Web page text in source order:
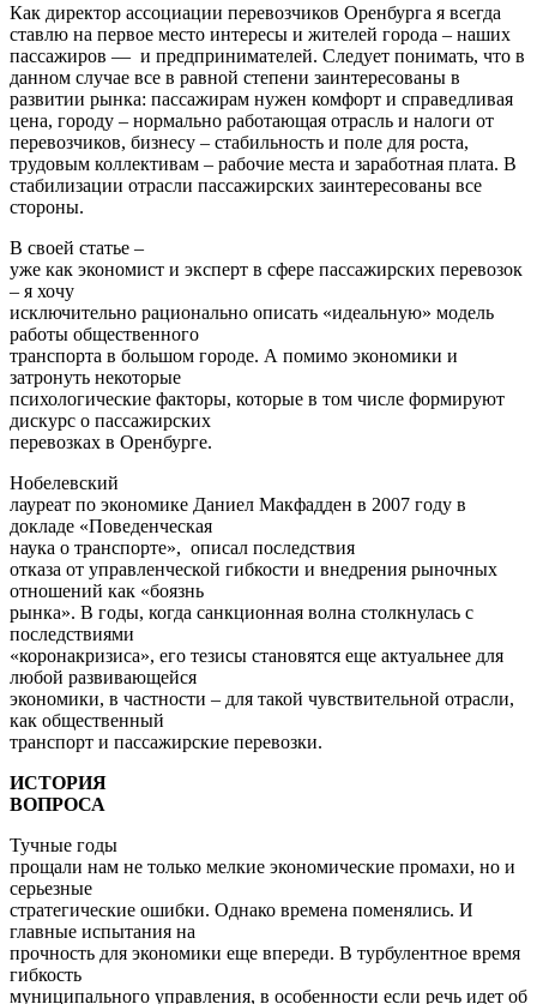
Как директор ассоциации перевозчиков Оренбурга я всегда
ставлю на первое место интересы и жителей города – наших
пассажиров — и предпринимателей. Следует понимать, что в
данном случае все в равной степени заинтересованы в
развитии рынка: пассажирам нужен комфорт и справедливая
цена, городу – нормально работающая отрасль и налоги от
перевозчиков, бизнесу – стабильность и поле для роста,
трудовым коллективам – рабочие места и заработная плата. В
стабилизации отрасли пассажирских заинтересованы все
стороны.
В своей статье –
уже как экономист и эксперт в сфере пассажирских перевозок
– я хочу
исключительно рационально описать «идеальную» модель
работы общественного
транспорта в большом городе. А помимо экономики и
затронуть некоторые
психологические факторы, которые в том числе формируют
дискурс о пассажирских
перевозках в Оренбурге.
Нобелевский
лауреат по экономике Даниел Макфадден в 2007 году в
докладе «Поведенческая
наука о транспорте», описал последствия
отказа от управленческой гибкости и внедрения рыночных
отношений как «боязнь
рынка». В годы, когда санкционная волна столкнулась с
последствиями
«коронакризиса», его тезисы становятся еще актуальнее для
любой развивающейся
экономики, в частности – для такой чувствительной отрасли,
как общественный
транспорт и пассажирские перевозки.
ИСТОРИЯ
ВОПРОСА
Тучные годы
прощали нам не только мелкие экономические промахи, но и
серьезные
стратегические ошибки. Однако времена поменялись. И
главные испытания на
прочность для экономики еще впереди. В турбулентное время
гибкость
муниципального управления, в особенности если речь идет об